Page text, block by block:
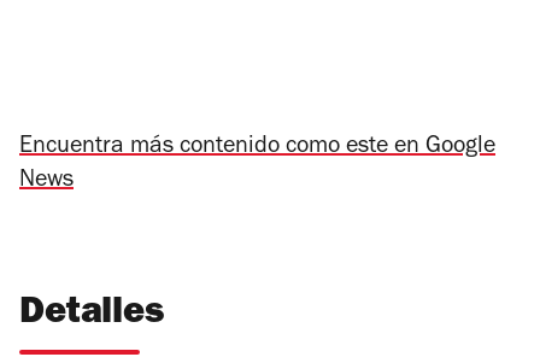
Encuentra más contenido como este en Google
News
Detalles